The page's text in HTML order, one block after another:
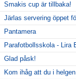
Smakis cup är tillbaka!
Järlas servering öppet
Pantamera
Parafotbollsskola - Lira
Glad påsk!
Kom ihåg att du i